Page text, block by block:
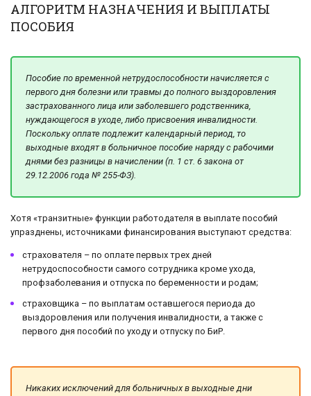
АЛГОРИТМ НАЗНАЧЕНИЯ И ВЫПЛАТЫ
ПОСОБИЯ
Пособие по временной нетрудоспособности начисляется с
первого дня болезни или травмы до полного выздоровления
застрахованного лица или заболевшего родственника,
нуждающегося в уходе, либо присвоения инвалидности.
Поскольку оплате подлежит календарный период, то
выходные входят в больничное пособие наряду с рабочими
днями без разницы в начислении (п. 1 ст. 6 закона от
29.12.2006 года № 255-ФЗ).
Хотя «транзитные» функции работодателя в выплате пособий
упразднены, источниками финансирования выступают средства:
страхователя – по оплате первых трех дней
нетрудоспособности самого сотрудника кроме ухода,
профзаболевания и отпуска по беременности и родам;
страховщика – по выплатам оставшегося периода до
выздоровления или получения инвалидности, а также с
первого дня пособий по уходу и отпуску по БиР.
Никаких исключений для больничных в выходные дни